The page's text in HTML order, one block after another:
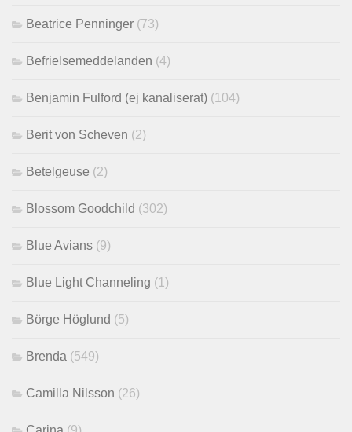
Beatrice Penninger (73)
Befrielsemeddelanden (4)
Benjamin Fulford (ej kanaliserat) (104)
Berit von Scheven (2)
Betelgeuse (2)
Blossom Goodchild (302)
Blue Avians (9)
Blue Light Channeling (1)
Börge Höglund (5)
Brenda (549)
Camilla Nilsson (26)